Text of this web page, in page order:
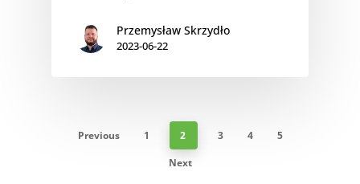
Przemysław Skrzydło
2023-06-22
Previous 1 2 3 4
5
Next